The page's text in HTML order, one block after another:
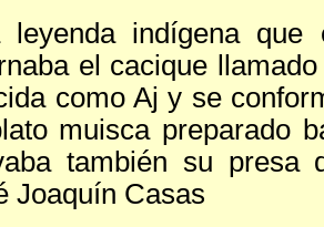
leyenda indígena
el cacique
como Aj y se
muisca preparado
también su
Joaquín Casas